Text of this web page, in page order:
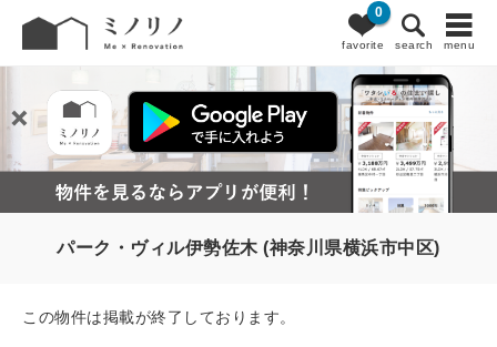
favorite
0
search menu
パーク・ヴィル伊勢佐木 (神奈川県横浜市中区)
この物件は掲載が終了しております。